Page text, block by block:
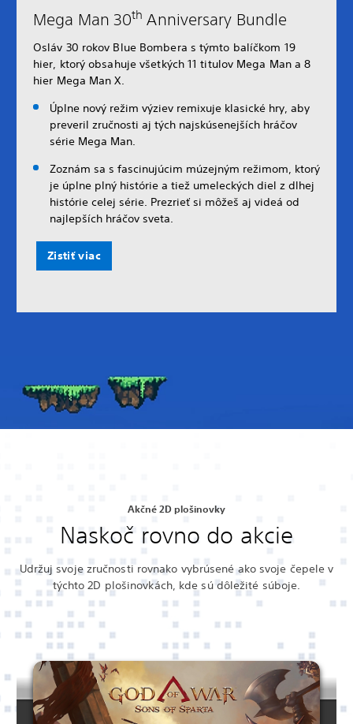
Mega Man 30th Anniversary Bundle
Osláv 30 rokov Blue Bombera s týmto balíčkom 19
hier, ktorý obsahuje všetkých 11 titulov Mega Man a 8
hier Mega Man X.
Úplne nový režim výziev remixuje klasické hry, aby
preveril zručnosti aj tých najskúsenejších hráčov
série Mega Man.
Zoznám sa s fascinujúcim múzejným režimom, ktorý
je úplne plný histórie a tiež umeleckých diel z dlhej
histórie celej série. Prezrieť si môžeš aj videá od
najlepších hráčov sveta.
Zistiť viac
Akčné 2D plošinovky
Naskoč rovno do akcie
Udržuj svoje zručnosti rovnako vybrúsené ako svoje čepele v
týchto 2D plošinovkách, kde sú dôležité súboje.